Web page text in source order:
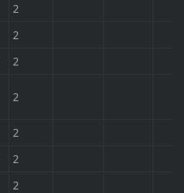
2
2
2
2
2
2
2